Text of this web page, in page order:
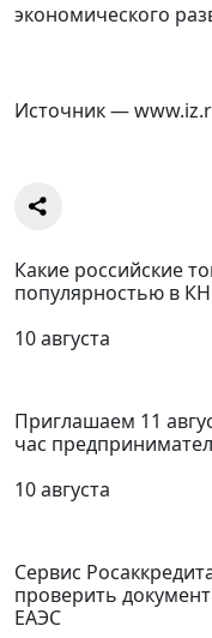
экономического
Источник —
Какие российские
популярностью в
10 августа
Приглашаем 11
час
10 августа
Сервис
проверить
ЕАЭС